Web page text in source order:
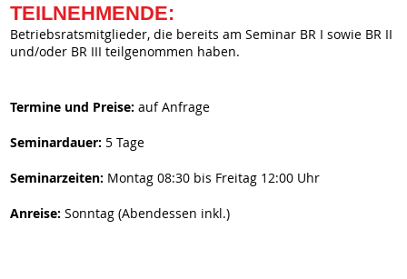
TEILNEHMENDE:
Betriebsratsmitglieder, die bereits am Seminar BR I sowie BR II
und/oder BR III teilgenommen haben.
Termine und Preise:auf Anfrage
Seminardauer: 5 Tage
Seminarzeiten: Montag 08:30 bis Freitag 12:00 Uhr
Anreise: Sonntag (Abendessen inkl.)